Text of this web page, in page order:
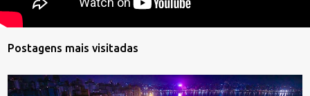
Postagens mais visitadas